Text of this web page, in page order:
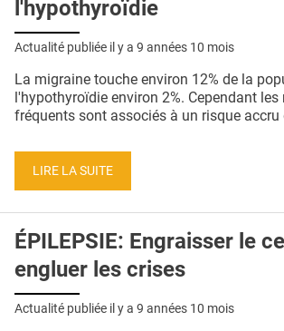
l'hypothyroïdie
Actualité publiée il y a 9 années 10 mois
La migraine touche environ 12% de la
l'hypothyroïdie environ 2%. Cependant les
fréquents sont associés à un risque accru
LIRE LA SUITE
ÉPILEPSIE: Engraisser le
engluer les crises
Actualité publiée il y a 9 années 10 mois